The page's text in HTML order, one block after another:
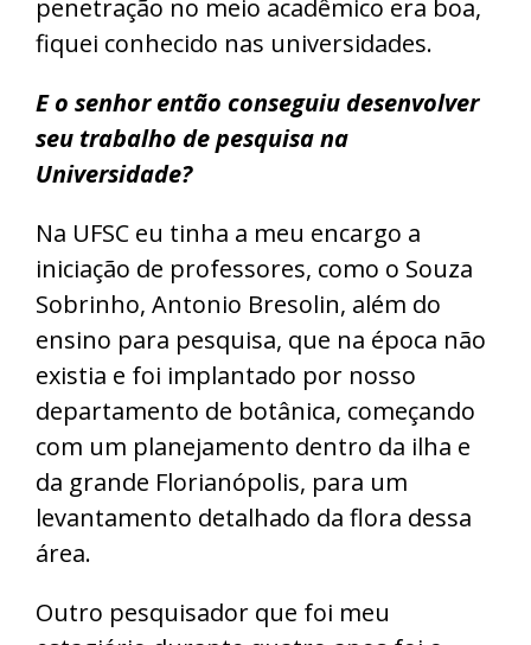
penetração no meio acadêmico era boa,
fiquei conhecido nas universidades.
E o senhor então conseguiu desenvolver
seu trabalho de pesquisa na
Universidade?
Na UFSC eu tinha a meu encargo a
iniciação de professores, como o Souza
Sobrinho, Antonio Bresolin, além do
ensino para pesquisa, que na época não
existia e foi implantado por nosso
departamento de botânica, começando
com um planejamento dentro da ilha e
da grande Florianópolis, para um
levantamento detalhado da flora dessa
área.
Outro pesquisador que foi meu